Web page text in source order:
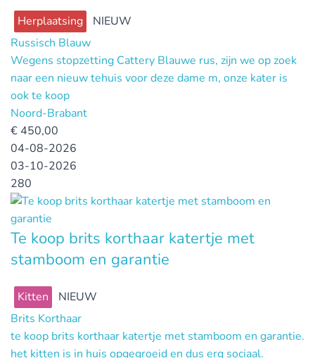
Herplaatsing
NIEUW
Russisch Blauw
Wegens stopzetting Cattery Blauwe rus, zijn we op zoek
naar een nieuw tehuis voor deze dame m, onze kater is
ook te koop
Noord-Brabant
€ 450,00
04-08-2026
03-10-2026
280
Te koop brits korthaar katertje met
stamboom en garantie
Kitten
NIEUW
Brits Korthaar
te koop brits korthaar katertje met stamboom en garantie.
het kitten is in huis opgegroeid en dus erg sociaal.